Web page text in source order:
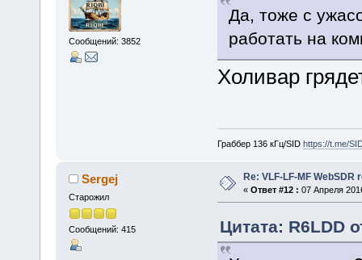
Сообщений: 3852
Да, тоже с
работать на
Холивар
Граббер 136 кГц/SID https://t.me/
Sergej
Старожил
Сообщений: 415
Re: VLF-LF-MF
« Ответ #12 : 07 Апреля
Цитата: R6LDD